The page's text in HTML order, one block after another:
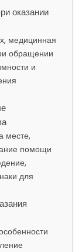
оказании
медицинная
обращении
и
месте,
помощи
для